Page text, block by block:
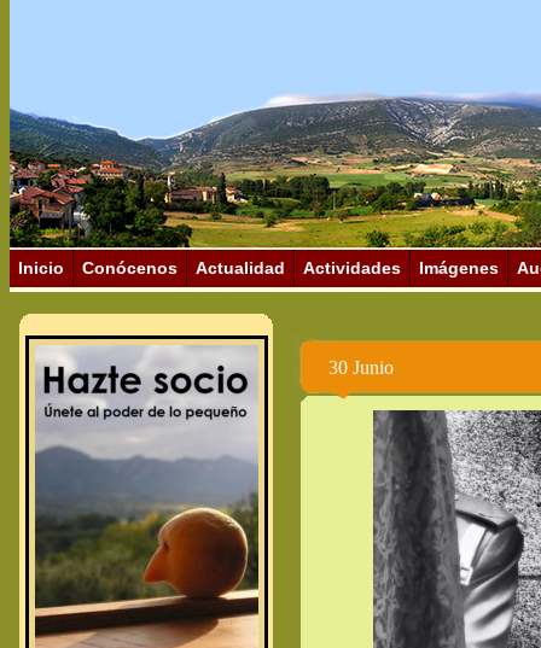
Inicio Conócenos Actualidad Actividades Imágenes
30 Junio